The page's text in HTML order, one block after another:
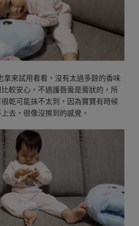
拿來試用看看，沒有太過多餘的香味
較安心，不過護唇膏是膏狀的，所
乾可能抺不太到，因為寶寶有時候
去，很像沒擦到的感覺。